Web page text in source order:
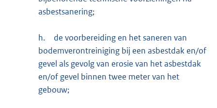
asbestsanering;
h.
de voorbereiding en het saneren van
bodemverontreiniging bij een asbestdak en/of
gevel als gevolg van erosie van het asbestdak
en/of gevel binnen twee meter van het
gebouw;